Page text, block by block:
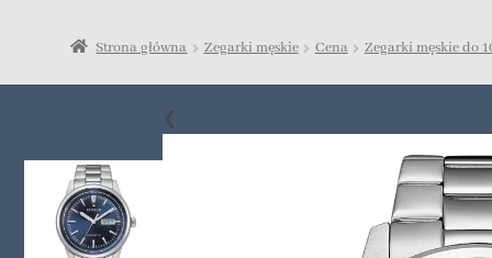
Strona główna Zegarki męskie Cena Zegarki męskie do
❮